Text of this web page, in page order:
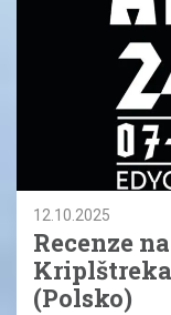
12.10.2025
Recenze
(Polsko)